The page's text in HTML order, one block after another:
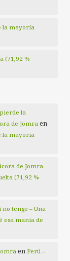
la mayoría
(71,92 %
pierde la
de Jomra en
la mayoría
de Jomra
(71,92 %
tengo – Una
esa manía de
en Perú –